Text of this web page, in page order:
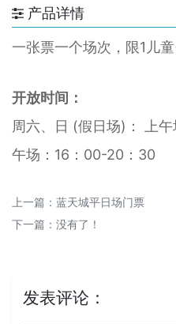
产品详情
一张票一个场次，限1儿童
开放时间：
周六、日 (假日场)： 上
午场：16：00-20：30
上一篇： 蓝天城平日场门票
下一篇：没有了！
发表评论：